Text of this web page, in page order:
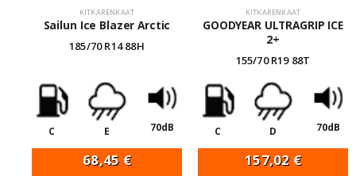
KITKARENKAAT
Sailun Ice Blazer Arctic
185/70 R14 88H
C E 70dB
68,45 €
KITKARENKAAT
GOODYEAR ULTRAGRIP ICE
2+
155/70 R19 88T
C D 70dB
157,02 €